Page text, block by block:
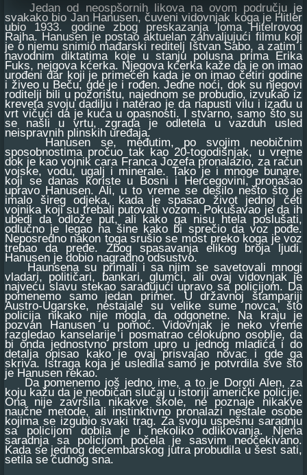
Jedan od neospšornih likova na ovom području je
svakako bio Jan Hanusen, čuveni vidovnjak koga je Hitler
ubio 1933. godine zbog preskazanja loma Hitelrovog
Rajha. Hanusen je postao aktuelan zahvaljujući filmu koji
je o njemu snimio mađarski reditelj Ištvan Sabo, a zatim i
navodnim diktatima koje u stanju polusna prima Erika
Fuks, nejgova kćerka. Njegova kćerka kaže da je on imao
urođeni dar koji je primećen kada je on imao četiri godine
i živeo u Beču, gde je i rođen. Jedne noći, dok su njegovi
roditelji bili u pozorištu, najednom se probudio, izvukao iz
kreveta svoju dadilju i naterao je da napusti vilu i izađu u
vrt vičući da je kuća u opasnosti. I stvarno, samo što su
se našli u vrtu, zgrada je odletela u vazduh usled
neispravnih plinskih uređaja.
Hanusen se, međutim, po svojim neobičnim
sposobnostima pročuo tak kao 20-togodišnjak, u vreme
dok je kao vojnik cara Franca Jozefa pronalazio, za račun
vojske, vodu, ugalj i minerale. Tako je i mnoge bunare,
koji se danas koriste u Bosni i Hercegovini, pronašao
upravo Hanusen. Ali, u to vreme se desilo nešto što je
imalo šireg odjeka, kada je spasao život jednoj četi
vojnika koji su trebali putovati vozom. Pokušavao je da ih
ubedi da odlože put, ali kako ga nisu htela poslušati,
odlučno je legao na šine kako bi sprečio da voz pođe.
Neposredno nakon toga srušio se most preko koga je voz
trebao da pređe. Zbog spasavanja elikog broja ljudi,
Hanusen je dobio nagradno odsustvo.
Haunsena su primali i sa njim se savetovali mnogi
vladari, političari, bankari, glumci, ali ovaj vidovnjak je
najveću slavu stekao sarađujući upravo sa policijom. Da
pomenemo samo jedan primer. U državnoj štampariji
Austro-Ugarske, nestajale su velike sume novca, što
policija nikako nije mogla da odgonetne. Na kraju je
pozvan Hanusen u pomoć. Vidovnjak je neko vreme
razgledao kanselarije i posmatrao celokupno osoblje, da
bi onda jednostvno prstom upro u jednog mladića i do
detalja opisao kako je ovaj prisvajao novac i gde ga
skriva. Istraga koja je usledila samo je potvrdila sve što
je Hanusen rekao.
Da pomenemo još jedno ime, a to je Doroti Alen, za
koju kažu da je neobičan slučaj u istoriji američke policije.
Ona nije završila nikakve škole, ne poznaje nikakve
naučne metode, ali instinktivno pronalazi nestale osobe
kojima se izgubio svaki trag. Za svoju uspešnu saradnju
sa policijom dobila je i nekoliko odlikovanja. Njena
saradnja sa policijom počela je sasvim neočekivano.
Kada se jednog decembarskog jutra probudila u šest sati,
setila se čudnog sna.